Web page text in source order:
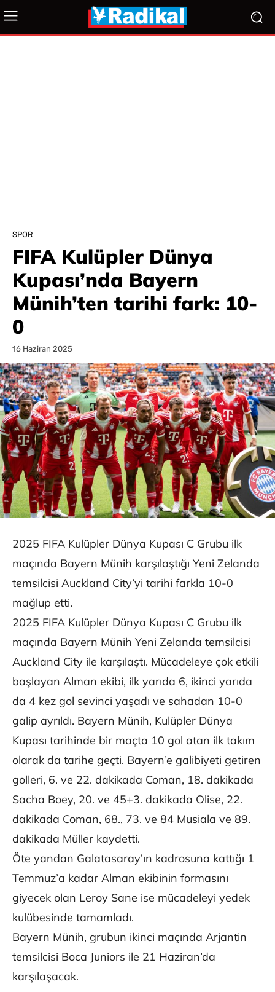
SPOR
FIFA Kulüpler Dünya
Kupası’nda Bayern
Münih’ten tarihi fark: 10-
0
16 Haziran 2025
2025 FIFA Kulüpler Dünya Kupası C Grubu ilk
maçında Bayern Münih karşılaştığı Yeni Zelanda
temsilcisi Auckland City’yi tarihi farkla 10-0
mağlup etti.
2025 FIFA Kulüpler Dünya Kupası C Grubu ilk
maçında Bayern Münih Yeni Zelanda temsilcisi
Auckland City ile karşılaştı. Mücadeleye çok etkili
başlayan Alman ekibi, ilk yarıda 6, ikinci yarıda
da 4 kez gol sevinci yaşadı ve sahadan 10-0
galip ayrıldı. Bayern Münih, Kulüpler Dünya
Kupası tarihinde bir maçta 10 gol atan ilk takım
olarak da tarihe geçti. Bayern’e galibiyeti getiren
golleri, 6. ve 22. dakikada Coman, 18. dakikada
Sacha Boey, 20. ve 45+3. dakikada Olise, 22.
dakikada Coman, 68., 73. ve 84 Musiala ve 89.
dakikada Müller kaydetti.
Öte yandan Galatasaray’ın kadrosuna kattığı 1
Temmuz’a kadar Alman ekibinin formasını
giyecek olan Leroy Sane ise mücadeleyi yedek
kulübesinde tamamladı.
Bayern Münih, grubun ikinci maçında Arjantin
temsilcisi Boca Juniors ile 21 Haziran’da
karşılaşacak.